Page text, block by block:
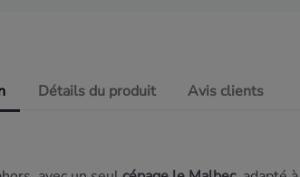
Détails du produit Avis clients